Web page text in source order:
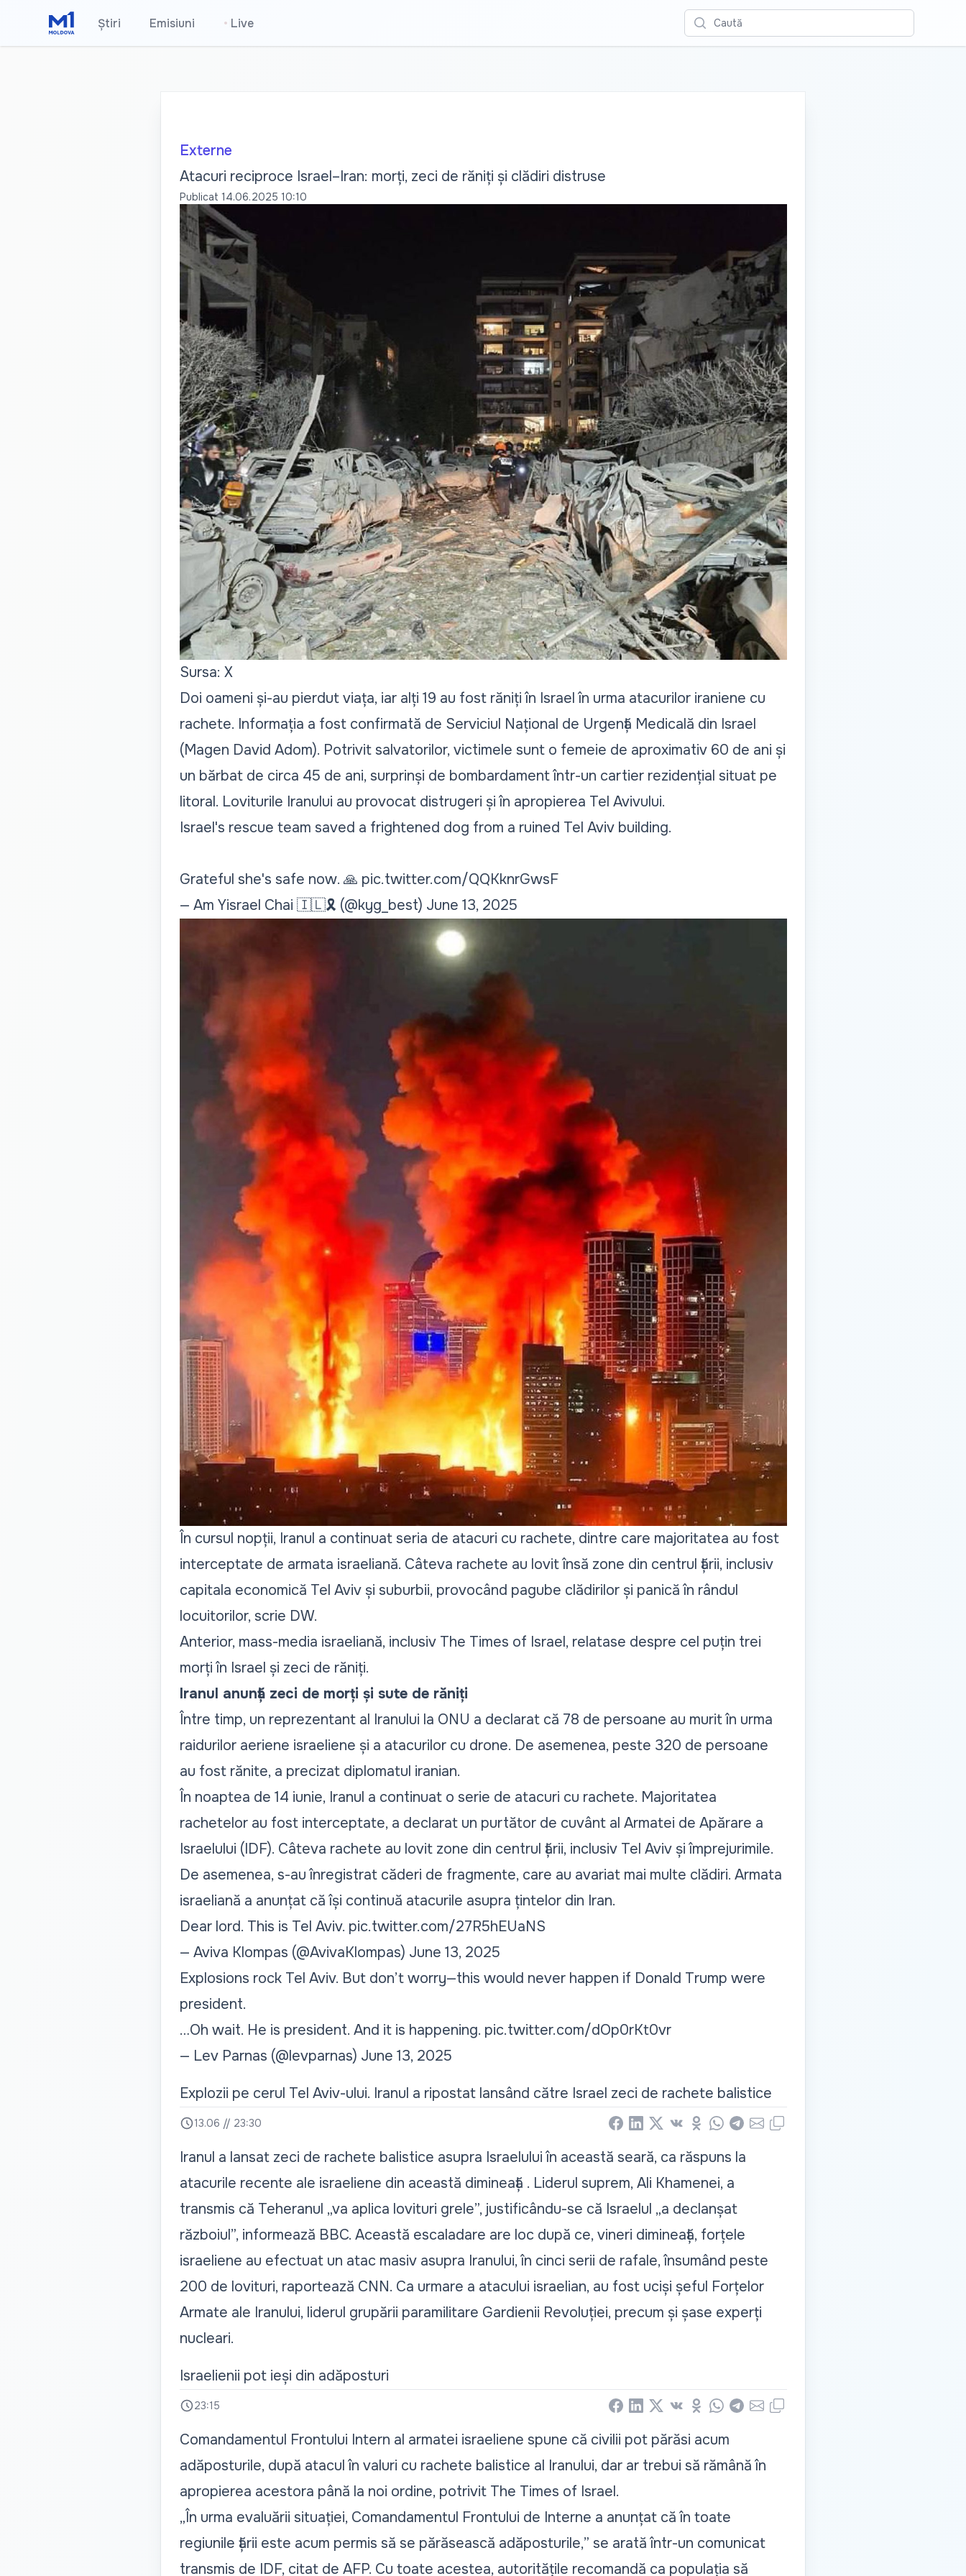
Știri Emisiuni • Live Caută
Externe
Atacuri reciproce Israel–Iran: morți, zeci de răniți și clădiri distruse
Publicat 14.06.2025 10:10
Sursa: X
Doi oameni și-au pierdut viața, iar alți 19 au fost răniți în Israel în urma atacurilor iraniene cu
rachete. Informația a fost confirmată de Serviciul Național de Urgență Medicală din Israel
(Magen David Adom). Potrivit salvatorilor, victimele sunt o femeie de aproximativ 60 de ani și
un bărbat de circa 45 de ani, surprinși de bombardament într-un cartier rezidențial situat pe
litoral. Loviturile Iranului au provocat distrugeri și în apropierea Tel Avivului.
Israel's rescue team saved a frightened dog from a ruined Tel Aviv building.
Grateful she's safe now. 🙏 pic.twitter.com/QQKknrGwsF
— Am Yisrael Chai 🇮🇱🎗 (@kyg_best) June 13, 2025
În cursul nopții, Iranul a continuat seria de atacuri cu rachete, dintre care majoritatea au fost
interceptate de armata israeliană. Câteva rachete au lovit însă zone din centrul țării, inclusiv
capitala economică Tel Aviv și suburbii, provocând pagube clădirilor și panică în rândul
locuitorilor, scrie DW.
Anterior, mass-media israeliană, inclusiv The Times of Israel, relatase despre cel puțin trei
morți în Israel și zeci de răniți.
Iranul anunță zeci de morți și sute de răniți
Între timp, un reprezentant al Iranului la ONU a declarat că 78 de persoane au murit în urma
raidurilor aeriene israeliene și a atacurilor cu drone. De asemenea, peste 320 de persoane
au fost rănite, a precizat diplomatul iranian.
În noaptea de 14 iunie, Iranul a continuat o serie de atacuri cu rachete. Majoritatea
rachetelor au fost interceptate, a declarat un purtător de cuvânt al Armatei de Apărare a
Israelului (IDF). Câteva rachete au lovit zone din centrul țării, inclusiv Tel Aviv și împrejurimile.
De asemenea, s-au înregistrat căderi de fragmente, care au avariat mai multe clădiri. Armata
israeliană a anunțat că își continuă atacurile asupra țintelor din Iran.
Dear lord. This is Tel Aviv. pic.twitter.com/27R5hEUaNS
— Aviva Klompas (@AvivaKlompas) June 13, 2025
Explosions rock Tel Aviv. But don’t worry—this would never happen if Donald Trump were
president.
…Oh wait. He is president. And it is happening. pic.twitter.com/dOp0rKt0vr
— Lev Parnas (@levparnas) June 13, 2025
Explozii pe cerul Tel Aviv-ului. Iranul a ripostat lansând către Israel zeci de rachete balistice
13.06 // 23:30 Facebook
LinkedIn
X Vkontakte
Odnoklassniki
WhatsApp
Telegram
EmailCopy
Iranul a lansat zeci de rachete balistice asupra Israelului în această seară, ca răspuns la
atacurile recente ale israeliene din această dimineață . Liderul suprem, Ali Khamenei, a
transmis că Teheranul „va aplica lovituri grele”, justificându-se că Israelul „a declanșat
războiul”, informează BBC. Această escaladare are loc după ce, vineri dimineață, forțele
israeliene au efectuat un atac masiv asupra Iranului, în cinci serii de rafale, însumând peste
200 de lovituri, raportează CNN. Ca urmare a atacului israelian, au fost uciși șeful Forțelor
Armate ale Iranului, liderul grupării paramilitare Gardienii Revoluției, precum și șase experți
nucleari.
Israelienii pot ieși din adăposturi
23:15 Facebook
LinkedIn
X Vkontakte
Odnoklassniki
WhatsApp
Telegram
EmailCopy
Comandamentul Frontului Intern al armatei israeliene spune că civilii pot părăsi acum
adăposturile, după atacul în valuri cu rachete balistice al Iranului, dar ar trebui să rămână în
apropierea acestora până la noi ordine, potrivit The Times of Israel.
„În urma evaluării situației, Comandamentul Frontului de Interne a anunțat că în toate
regiunile țării este acum permis să se părăsească adăposturile,” se arată într-un comunicat
transmis de IDF, citat de AFP. Cu toate acestea, autoritățile recomandă ca populația să